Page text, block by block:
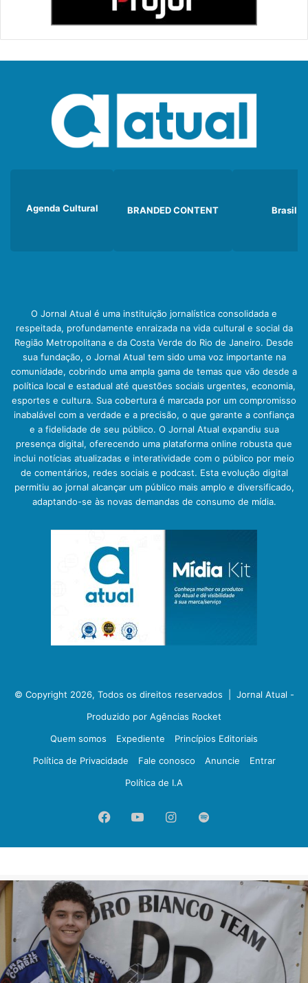
Agenda Cultural BRANDED CONTENT Brasil
O Jornal Atual é uma instituição jornalística consolidada e
respeitada, profundamente enraizada na vida cultural e social da
Região Metropolitana e da Costa Verde do Rio de Janeiro. Desde
sua fundação, o Jornal Atual tem sido uma voz importante na
comunidade, cobrindo uma ampla gama de temas que vão desde a
política local e estadual até questões sociais urgentes, economia,
esportes e cultura. Sua cobertura é marcada por um compromisso
inabalável com a verdade e a precisão, o que garante a confiança
e a fidelidade de seu público. O Jornal Atual expandiu sua
presença digital, oferecendo uma plataforma online robusta que
inclui notícias atualizadas e interatividade com o público por meio
de comentários, redes sociais e podcast. Esta evolução digital
permitiu ao jornal alcançar um público mais amplo e diversificado,
adaptando-se às novas demandas de consumo de mídia.
© Copyright 2026, Todos os direitos reservados | Jornal Atual -
Produzido por Agências Rocket
Quem somos
Expediente
Princípios Editoriais
Política de Privacidade
Fale conosco Anuncie
Entrar
Política de I.A
FacebookYouTubeInstagram
Spotify